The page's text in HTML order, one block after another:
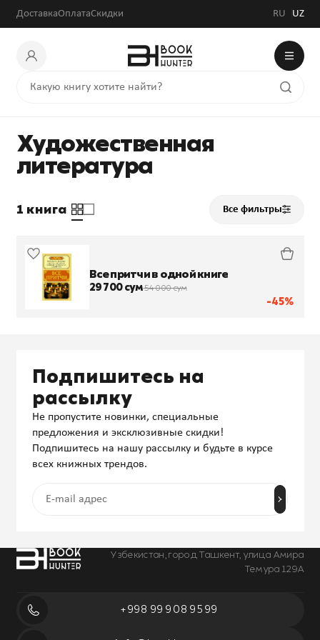
ДоставкаОплатаСкидки RU UZ
Художественная
литература
1 книга Все фильтры
-45%
Все притчи в одной книге
29 700 сум54 000 сум
Узбекистан, город Ташкент, улица Амира
Темура 129А
+998 99 908 95 99
Подпишитесь на
рассылку
Не пропустите новинки, специальные
предложения и эксклюзивные скидки!
Подпишитесь на нашу рассылку и будьте в курсе
всех книжных трендов.